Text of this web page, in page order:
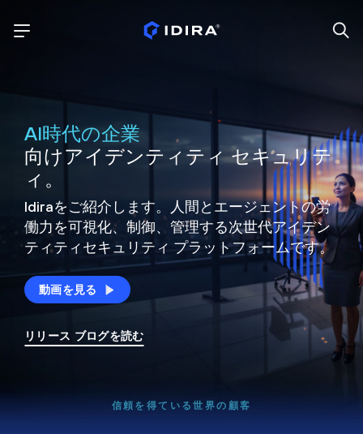
AI時代の企業
向けアイデンティティ セキュリテ
ィ。
Idiraをご紹介します。人間とエージェントの労
働力を可視化、制御、 管理する次世代アイデン
ティティセキュリティ プラットフォームです。
動画を見る
リリース ブログを読む
信頼を得ている世界の顧客